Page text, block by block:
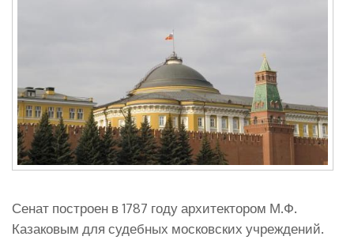
Сенат построен в 1787 году архитектором М.Ф.
Казаковым для судебных московских учреждений.